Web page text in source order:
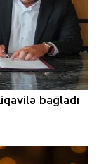
bağladı